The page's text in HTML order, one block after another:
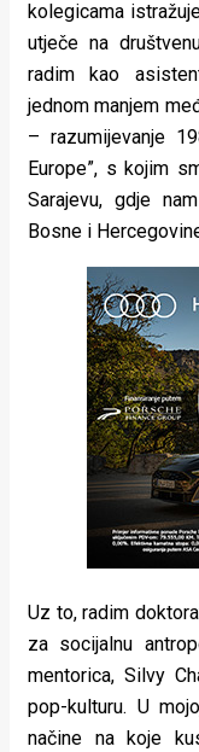
kolegicama
utječe na
radim kao
jednom manjem
– razumijevanje
Europe”, s kojim
Sarajevu, gdje
Bosne i
Uz to, radim
za socijalnu
mentorica, Silvy
pop-kulturu. U
načine na koje